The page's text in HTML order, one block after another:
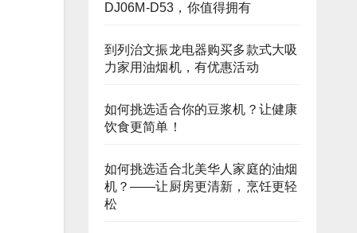
DJ06M‑D53，你值得拥有
到列治文振龙电器购买多款式大吸
力家用油烟机，有优惠活动
如何挑选适合你的豆浆机？让健康
饮食更简单！
如何挑选适合北美华人家庭的油烟
机？——让厨房更清新，烹饪更轻
松